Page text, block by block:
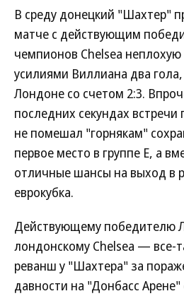
В среду донецкий "Шахтер"
матче с действующим
чемпионов Chelsea неплохую
усилиями Виллиана два
Лондоне со счетом 2:3.
последних секундах
не помешал "горнякам"
первое место в группе Е, а
отличные шансы на выход в
еврокубка.
Действующему победителю
лондонскому Chelsea — все-
реванш у "Шахтера" за
давности на "Донбасс Арене"